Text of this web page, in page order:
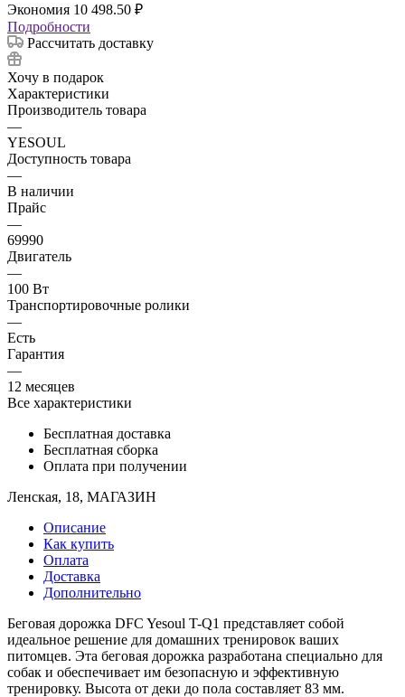
Экономия 10 498.50 ₽
Подробности
Рассчитать доставку
Хочу в подарок
Характеристики
Производитель товара
—
YESOUL
Доступность товара
—
В наличии
Прайс
—
69990
Двигатель
—
100 Вт
Транспортировочные ролики
—
Есть
Гарантия
—
12 месяцев
Все характеристики
Бесплатная доставка
Бесплатная сборка
Оплата при получении
Ленская, 18, МАГАЗИН
Описание
Как купить
Оплата
Доставка
Дополнительно
Беговая дорожка DFC Yesoul T-Q1 представляет собой
идеальное решение для домашних тренировок ваших
питомцев. Эта беговая дорожка разработана специально для
собак и обеспечивает им безопасную и эффективную
тренировку. Высота от деки до пола составляет 83 мм.